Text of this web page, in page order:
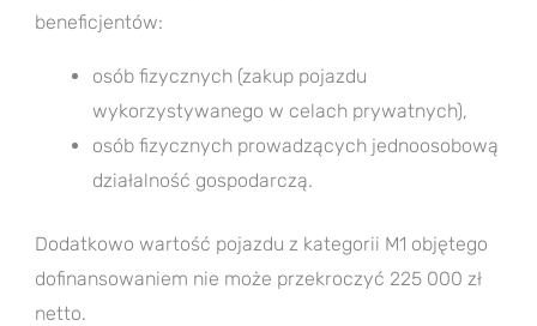
beneficjentów:
osób fizycznych (zakup pojazdu
wykorzystywanego w celach prywatnych),
osób fizycznych prowadzących jednoosobową
działalność gospodarczą.
Dodatkowo wartość pojazdu z kategorii M1 objętego
dofinansowaniem nie może przekroczyć 225 000 zł
netto.